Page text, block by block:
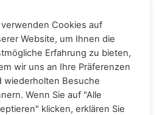
Rechte vorbehalten
verwenden Cookies auf
Website, um Ihnen die
Erfahrung zu bieten,
wir uns an Ihre Präferenzen
wiederholten Besuche
Wenn Sie auf "Alle
klicken, erklären Sie